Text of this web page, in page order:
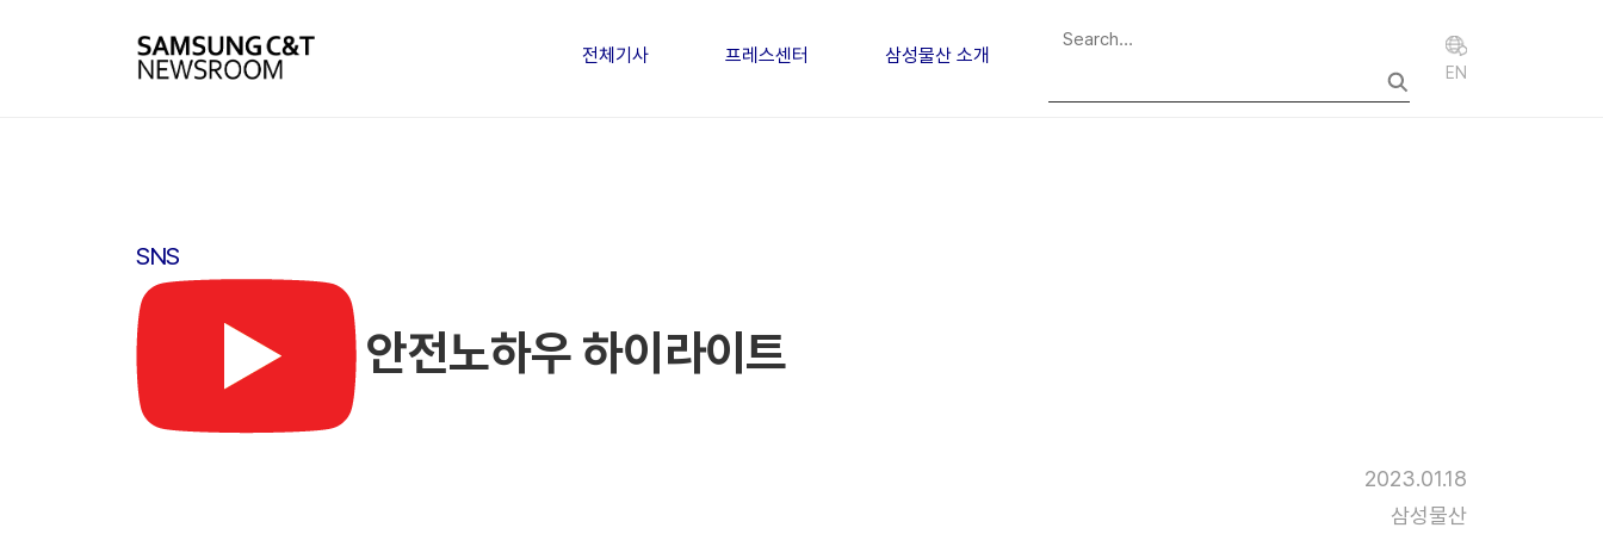
전체기사 프레스센터 삼성물산 소개
EN
SNS
안전노하우 하이라이트
2023.01.18
삼성물산